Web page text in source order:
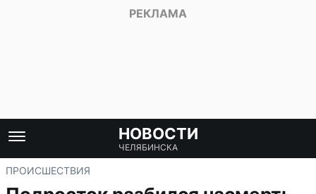
НОВОСТИ
ЧЕЛЯБИНСКА
ПРОИСШЕСТВИЯ